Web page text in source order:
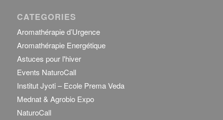
CATEGORIES
Aromathérapie d’Urgence
Aromathérapie Energétique
Astuces pour l'hiver
Events NaturoCall
Institut Jyoti – Ecole Prema Veda
Mednat & Agrobio Expo
NaturoCall